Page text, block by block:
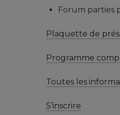
Forum parties
Plaquette de
Programme
Toutes les
S’inscrire